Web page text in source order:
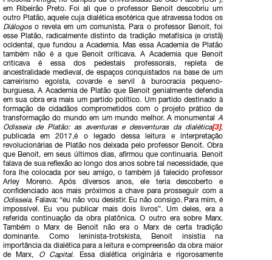
em Ribeirão Preto. Foi ali que o professor Benoit descobriu um
outro Platão, aquele cuja dialética esotérica que atravessa todos os
Diálogoso revela em um comunista. Para o professor Benoit, foi
esse Platão, radicalmente distinto da tradição metafísica (e cristã)
ocidental, que fundou a Academia. Mas essa Academia de Platão
também não é a que Benoit criticava. A Academia que Benoit
criticava é essa dos pedestais professorais, repleta de
ancestralidade medieval, de espaços conquistados na base de um
carreirismo egoísta, covarde e servil à burocracia pequeno-
burguesa. A Academia de Platão que Benoit genialmente defendia
em sua obra era mais um partido político. Um partido destinado à
formação de cidadãos comprometidos com o projeto prático de
transformação do mundo em um mundo melhor. A monumental A
Odisseia de Platão: as aventuras e desventuras da dialética[3],
publicada em 2017,é o legado dessa leitura e interpretação
revolucionárias de Platão nos deixada pelo professor Benoit. Obra
que Benoit, em seus últimos dias, afirmou que continuaria. Benoit
falava de sua reflexão ao longo dos anos sobre tal necessidade, que
fora lhe colocada por seu amigo, o também já falecido professor
Arley Moreno. Após diversos anos, ele teria descoberto e
confidenciado aos mais próximos a chave para prosseguir com a
Odisseia. Falava: “eu não vou desistir. Eu não consigo. Para mim, é
impossível. Eu vou publicar mais dois livros”. Um deles, era a
referida continuação da obra platônica. O outro era sobre Marx.
Também o Marx de Benoit não era o Marx de certa tradição
dominante. Como leninista-trotskista, Benoit insistia na
importância da dialética para a leitura e compreensão da obra maior
de Marx, O Capital. Essa dialética originária e rigorosamente